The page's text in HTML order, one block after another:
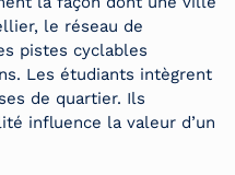
le réseau de
pistes cyclables
Les étudiants intègrent
de quartier. Ils
influence la valeur d’un